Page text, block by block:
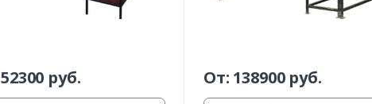
52300 руб. От: 138900руб.